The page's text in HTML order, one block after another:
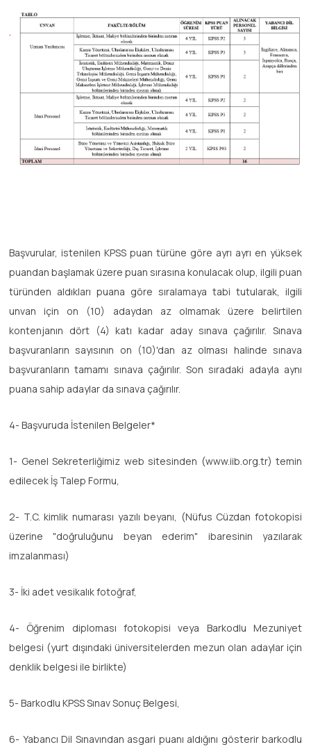
Başvurular, istenilen KPSS puan türüne göre ayrı ayrı en yüksek
puandan başlamak üzere puan sırasına konulacak olup, ilgili puan
türünden aldıkları puana göre sıralamaya tabi tutularak, ilgili
unvan için on (10) adaydan az olmamak üzere belirtilen
kontenjanın dört (4) katı kadar aday sınava çağırılır. Sınava
başvuranların sayısının on (10)'dan az olması halinde sınava
başvuranların tamamı sınava çağırılır. Son sıradaki adayla aynı
puana sahip adaylar da sınava çağırılır.
4- Başvuruda İstenilen Belgeler*
1- Genel Sekreterliğimiz web sitesinden (www.iib.org.tr) temin
edilecek İş Talep Formu,
2- T.C. kimlik numarası yazılı beyanı, (Nüfus Cüzdan fotokopisi
üzerine "doğruluğunu beyan ederim" ibaresinin yazılarak
imzalanması)
3- İki adet vesikalık fotoğraf,
4- Öğrenim diploması fotokopisi veya Barkodlu Mezuniyet
belgesi (yurt dışındaki üniversitelerden mezun olan adaylar için
denklik belgesi ile birlikte)
5- Barkodlu KPSS Sınav Sonuç Belgesi,
6- Yabancı Dil Sınavından asgari puanı aldığını gösterir barkodlu